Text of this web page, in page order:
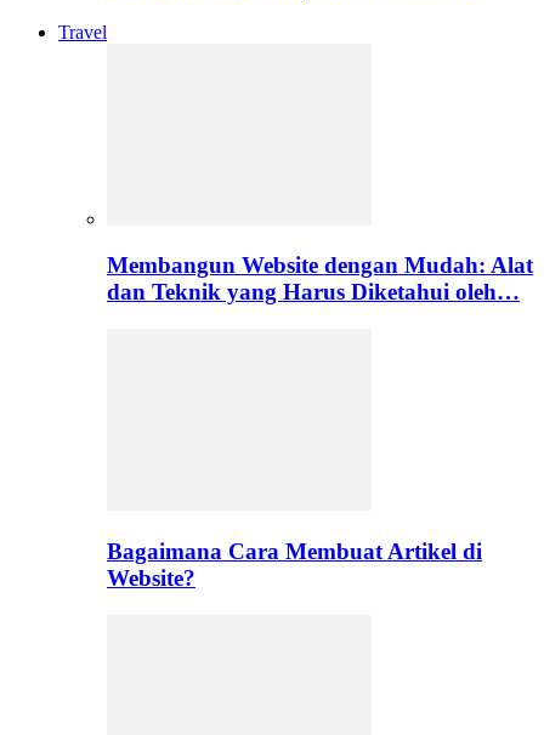
Travel
Membangun Website dengan Mudah: Alat
dan Teknik yang Harus Diketahui oleh…
Bagaimana Cara Membuat Artikel di
Website?